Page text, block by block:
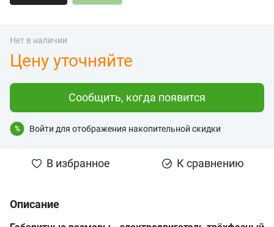
Нет в наличии
Цену уточняйте
Сообщить, когда появится
% Войти для отображения накопительной скидки
В избранное К сравнению
Описание